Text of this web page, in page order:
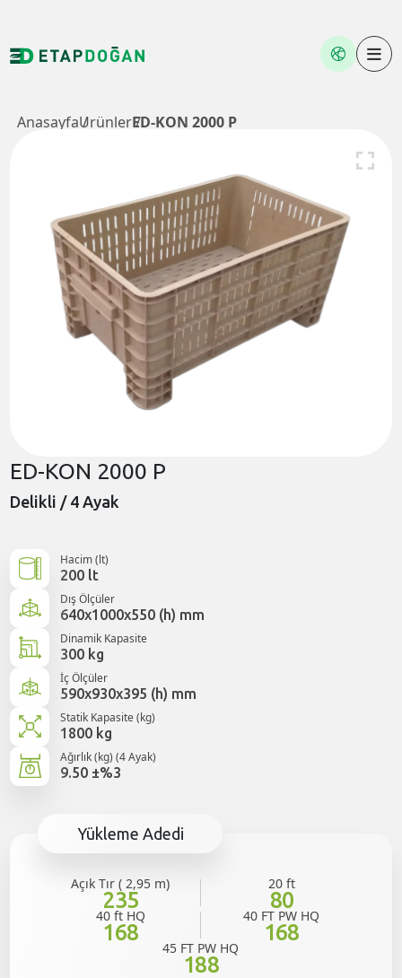
AnasayfaÜrünlerED-KON 2000 P
ED-KON 2000 P
Delikli / 4 Ayak
Hacim (lt)
200 lt
Dış Ölçüler
640x1000x550 (h) mm
Dinamik Kapasite
300 kg
İç Ölçüler
590x930x395 (h) mm
Statik Kapasite (kg)
1800 kg
Ağırlık (kg) (4 Ayak)
9.50 ±%3
Yükleme Adedi
Açık Tır ( 2,95 m)
235
20 ft
80
40 ft HQ
168
40 FT PW HQ
168
45 FT PW HQ
188